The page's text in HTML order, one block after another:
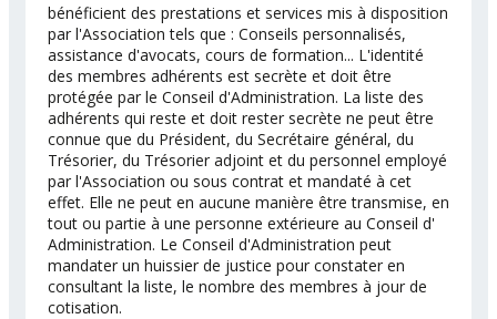
bénéficient des prestations et services mis à disposition
par l'Association tels que : Conseils personnalisés,
assistance d'avocats, cours de formation... L'identité
des membres adhérents est secrète et doit être
protégée par le Conseil d'Administration. La liste des
adhérents qui reste et doit rester secrète ne peut être
connue que du Président, du Secrétaire général, du
Trésorier, du Trésorier adjoint et du personnel employé
par l'Association ou sous contrat et mandaté à cet
effet. Elle ne peut en aucune manière être transmise, en
tout ou partie à une personne extérieure au Conseil d'
Administration. Le Conseil d'Administration peut
mandater un huissier de justice pour constater en
consultant la liste, le nombre des membres à jour de
cotisation.